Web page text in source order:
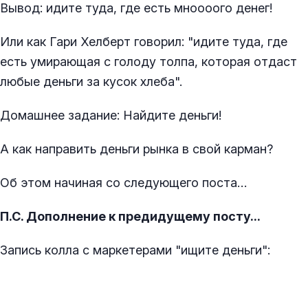
Вывод: идите туда, где есть мноооого денег!
Или как Гари Хелберт говорил: "идите туда, где
есть умирающая с голоду толпа, которая отдаст
любые деньги за кусок хлеба".
Домашнее задание: Найдите деньги!
А как направить деньги рынка в свой карман?
Об этом начиная со следующего поста…
П.С. Дополнение к предидущему посту...
Запись колла с маркетерами "ищите деньги":